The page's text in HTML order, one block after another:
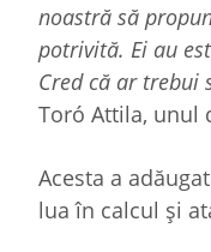
noastră să
potrivită. Ei au
Cred că ar trebui
Toró Attila, unul
Acesta a
lua în calcul și